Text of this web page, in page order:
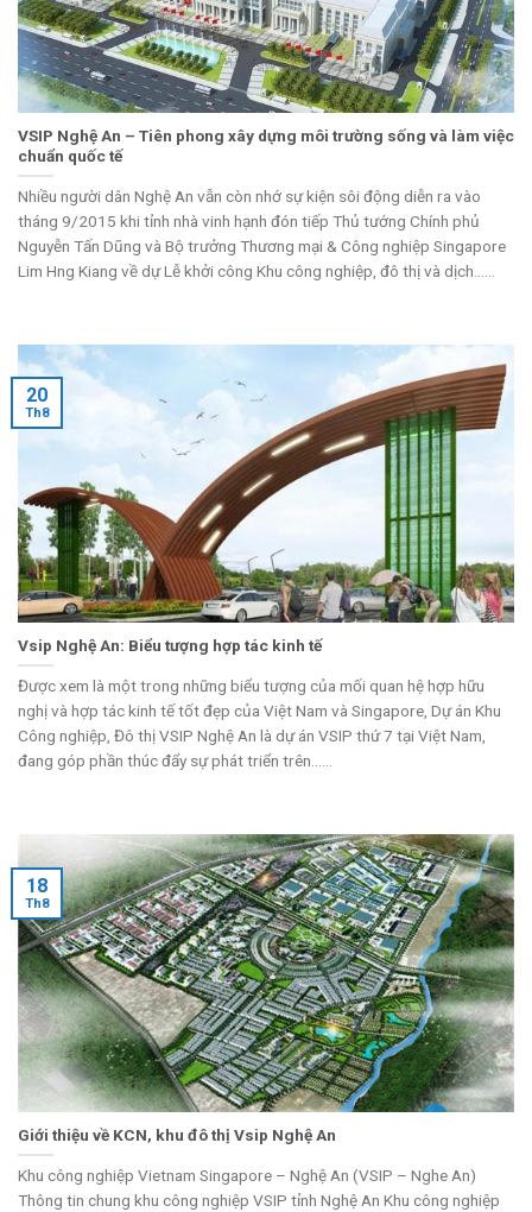
VSIP Nghệ An – Tiên phong xây dựng môi trường sống và làm việc
chuẩn quốc tế
Nhiều người dân Nghệ An vẫn còn nhớ sự kiện sôi động diễn ra vào
tháng 9/2015 khi tỉnh nhà vinh hạnh đón tiếp Thủ tướng Chính phủ
Nguyễn Tấn Dũng và Bộ trưởng Thương mại & Công nghiệp Singapore
Lim Hng Kiang về dự Lễ khởi công Khu công nghiệp, đô thị và dịch......
Vsip Nghệ An: Biểu tượng hợp tác kinh tế
Được xem là một trong những biểu tượng của mối quan hệ hợp hữu
nghị và hợp tác kinh tế tốt đẹp của Việt Nam và Singapore, Dự án Khu
Công nghiệp, Đô thị VSIP Nghệ An là dự án VSIP thứ 7 tại Việt Nam,
đang góp phần thúc đẩy sự phát triển trên......
20
Th8
Giới thiệu về KCN, khu đô thị Vsip Nghệ An
Khu công nghiệp Vietnam Singapore – Nghệ An (VSIP – Nghe An)
Thông tin chung khu công nghiệp VSIP tỉnh Nghệ An Khu công nghiệp
18
Th8